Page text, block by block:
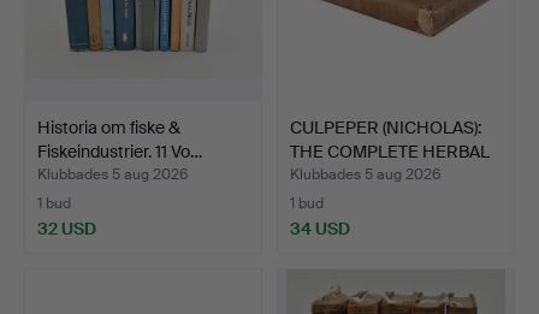
Historia om fiske &
Fiskeindustrier. 11 Vo…
Klubbades 5 aug 2026
1 bud
32 USD
CULPEPER (NICHOLAS):
THE COMPLETE HERBAL
1…
Klubbades 5 aug 2026
1 bud
34 USD